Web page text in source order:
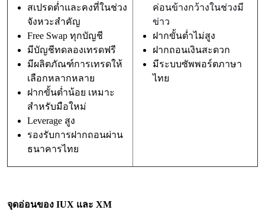
สเปรดต่ำและคงที่ในช่วง
จังหวะสำคัญ
Free Swap ทุกบัญชี
มีบัญชีทดลองเทรดฟรี
มีผลิตภัณฑ์การเทรดให้
เลือกหลากหลาย
ฝากขั้นต่ำน้อย เหมาะ
สำหรับมือใหม่
Leverage สูง
รองรับการฝากถอนผ่าน
ธนาคารไทย
ค่อนข้างกว้างในช่วงมี
ข่าว
ฝากขั้นต่ำไม่สูง
ฝากถอนเงินสะดวก
มีระบบซัพพอร์ตภาษา
ไทย
จุดอ่อนของ IUX และ XM